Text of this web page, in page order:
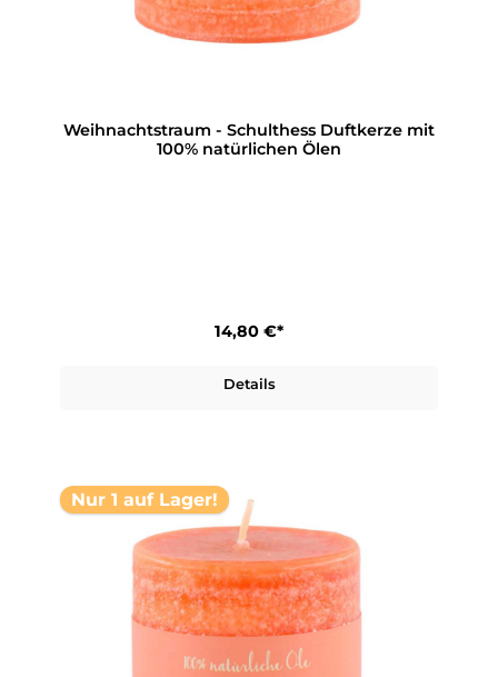
Weihnachtstraum - Schulthess Duftkerze mit
100% natürlichen Ölen
14,80 €*
Details
Nur 1 auf Lager!